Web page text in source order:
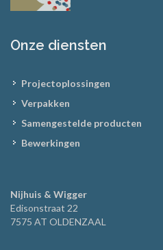
Onze diensten
Projectoplossingen
Verpakken
Samengestelde producten
Bewerkingen
Nijhuis & Wigger
Edisonstraat 22
7575 AT OLDENZAAL